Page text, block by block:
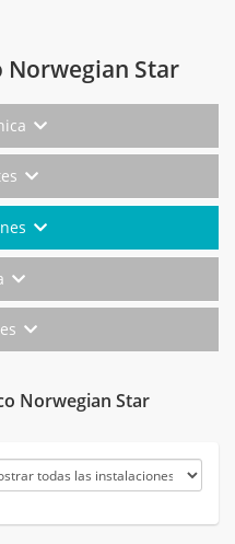
Star
Norwegian Star